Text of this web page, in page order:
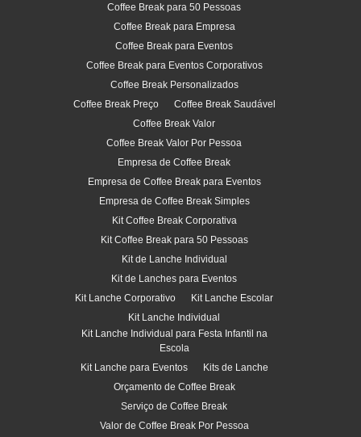
Coffee Break para 50 Pessoas
Coffee Break para Empresa
Coffee Break para Eventos
Coffee Break para Eventos Corporativos
Coffee Break Personalizados
Coffee Break Preço
Coffee Break Saudável
Coffee Break Valor
Coffee Break Valor Por Pessoa
Empresa de Coffee Break
Empresa de Coffee Break para Eventos
Empresa de Coffee Break Simples
Kit Coffee Break Corporativa
Kit Coffee Break para 50 Pessoas
Kit de Lanche Individual
Kit de Lanches para Eventos
Kit Lanche Corporativo
Kit Lanche Escolar
Kit Lanche Individual
Kit Lanche Individual para Festa Infantil na
Escola
Kit Lanche para Eventos
Kits de Lanche
Orçamento de Coffee Break
Serviço de Coffee Break
Valor de Coffee Break Por Pessoa